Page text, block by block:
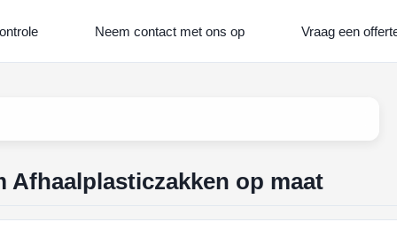
Neem contact met ons op Vraag een
Afhaalplasticzakken op maat